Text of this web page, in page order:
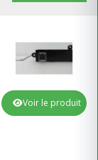
Voir le produit